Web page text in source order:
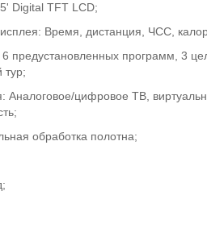
Digital TFT LCD;
Время, дистанция, ЧСС,
предустановленных программ, 3
тур;
Аналоговое/цифровое ТВ,
обработка полотна;
;